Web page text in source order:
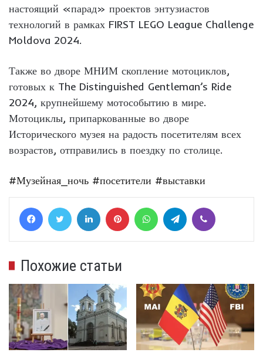
настоящий «парад» проектов энтузиастов
технологий в рамках FIRST LEGO League Challenge
Moldova 2024.
Также во дворе МНИМ скопление мотоциклов,
готовых к The Distinguished Gentleman’s Ride
2024, крупнейшему мотособытию в мире.
Мотоциклы, припаркованные во дворе
Исторического музея на радость посетителям всех
возрастов, отправились в поездку по столице.
#Музейная_ночь #посетители #выставки
FacebookTwitter LinkedIn Pinterest WhatsAppTelegram
Похожие статьи